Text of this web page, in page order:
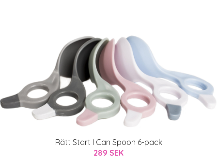
Rätt Start I Can Spoon 6-pack
289 SEK